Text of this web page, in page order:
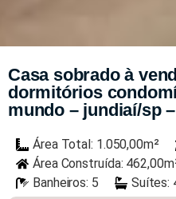
Casa sobrado à
dormitórios
mundo – jundiaí/sp
Área Total: 1.050,00m²
Área Construída:
Banheiros: 5
Suítes: